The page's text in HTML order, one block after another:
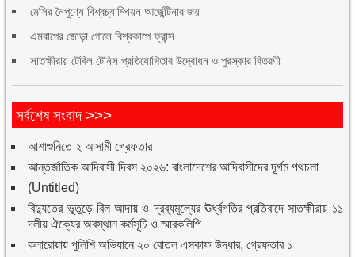
মেসির নৈপুণ্যে বিশ্বচ্যাম্পিয়ন আর্জেন্টিনার জয়
এমবাপের জোড়া গোলে বিশ্বকাপে ফ্রান্স
সাতক্ষীরায় টেবিল টেনিস প্রতিযোগিতার উদ্বোধন ও পুরস্কার বিতরণী
সর্বশেষ সংবাদ >>>
আশাশুনিতে ২ আসামী গ্রেফতার
আন্তর্জাতিক আদিবাসী দিবস ২০২৬: বাংলাদেশের আদিবাসীদের দূর্গম পথচলা
(Untitled)
বিদ্যুতের ভূতুড়ে বিল আদায় ও দ্রব্যমূল্যের ঊর্ধ্বগতির প্রতিবাদে সাতক্ষীরায় ১১
দলীয় ঐক্যের অবস্থান কর্মসূচি ও স্মারকলিপি
কলারোয়ায় পুলিশি অভিযানে ২০ বোতল এসকাফ উদ্ধার, গ্রেফতার ১